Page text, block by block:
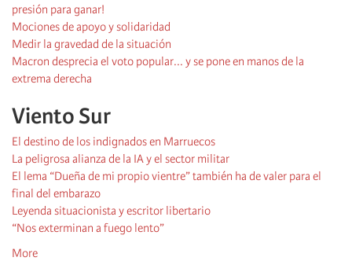
presión para ganar!
Mociones de apoyo y solidaridad
Medir la gravedad de la situación
Macron desprecia el voto popular... y se pone en manos de la
extrema derecha
Viento Sur
El destino de los indignados en Marruecos
La peligrosa alianza de la IA y el sector militar
El lema “Dueña de mi propio vientre” también ha de valer para el
final del embarazo
Leyenda situacionista y escritor libertario
“Nos exterminan a fuego lento”
More